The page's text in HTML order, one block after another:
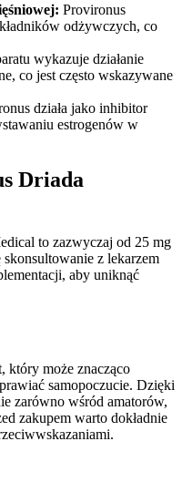
Provironus
odżywczych, co
wykazuje działanie
co jest często wskazywane
działa jako inhibitor
estrogenów w
Driada
to zazwyczaj od 25 mg
skonsultowanie z lekarzem
aby uniknąć
który może znacząco
samopoczucie. Dzięki
zarówno wśród amatorów,
zakupem warto dokładnie